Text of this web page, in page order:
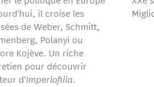
il croise les
de Weber, Schmitt,
Polanyi ou
Kojève. Un riche
pour découvrir
d'Imperiofilia.